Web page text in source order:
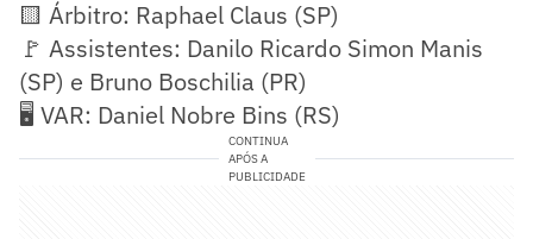
🟨 Árbitro: Raphael Claus (SP)
🚩 Assistentes: Danilo Ricardo Simon Manis
(SP) e Bruno Boschilia (PR)
🖥️ VAR: Daniel Nobre Bins (RS)
CONTINUA
APÓS A
PUBLICIDADE